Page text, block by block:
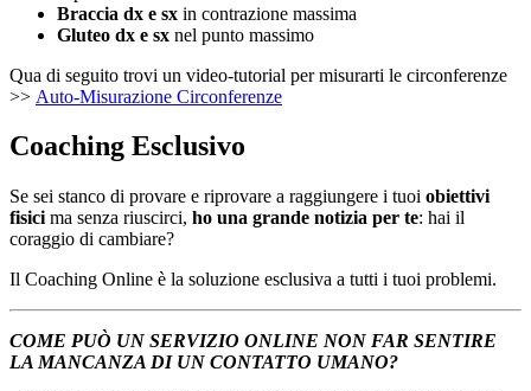
Braccia dx e sx in contrazione massima
Gluteo dx e sx nel punto massimo
Qua di seguito trovi un video-tutorial per misurarti le circonferenze
>> Auto-Misurazione Circonferenze
Coaching Esclusivo
Se sei stanco di provare e riprovare a raggiungere i tuoi obiettivi
fisici ma senza riuscirci, ho una grande notizia per te: hai il
coraggio di cambiare?
Il Coaching Online è la soluzione esclusiva a tutti i tuoi problemi.
COME PUÒ UN SERVIZIO ONLINE NON FAR SENTIRE
LA MANCANZA DI UN CONTATTO UMANO?